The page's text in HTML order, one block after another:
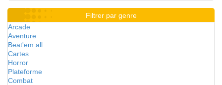
Filtrer par genre
Arcade
Aventure
Beat'em all
Cartes
Horror
Plateforme
Combat